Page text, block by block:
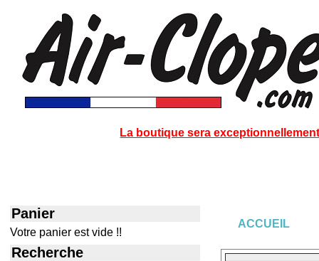
La boutique sera
Panier
Votre panier est vide !!
Recherche
ACCUEIL